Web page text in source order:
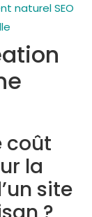
naturel SEO
coût
la
site